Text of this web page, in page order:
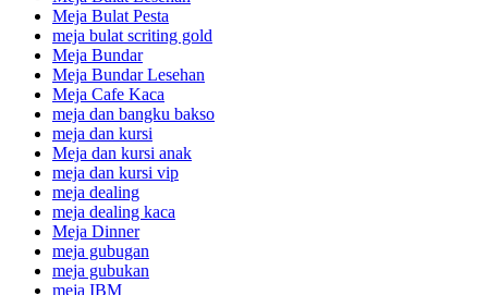
Meja Bulat Pesta
meja bulat scriting gold
Meja Bundar
Meja Bundar Lesehan
Meja Cafe Kaca
meja dan bangku bakso
meja dan kursi
Meja dan kursi anak
meja dan kursi vip
meja dealing
meja dealing kaca
Meja Dinner
meja gubugan
meja gubukan
meja IBM